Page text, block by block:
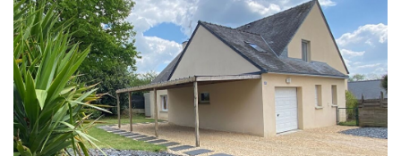
après travaux Une opportunité idéale pour une famille, un projet de
rénovation ou un investissement. Contactez-nous pour organiser
une visite et découvrir tout le potentiel de ce bien ! Classe Energie : G
/ Classe Climat : G PRIX HAI : 191.225€ dont 4.5% d'honoraires à la
charge de l'acquéreur calculé sur un prix principal de 182.990€ Les
informations sur les risques auxquels ce bien est exposé sont
disponibles sur le site www.georisques.gouv.fr